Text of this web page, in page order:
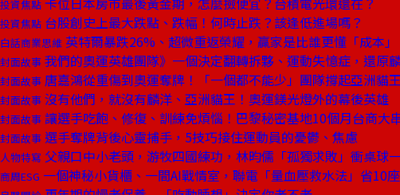
投資焦點
投資焦點 台股創史上最大跌點、跌幅！何時止跌？該逢低進場嗎？
白話商業思維 英特爾暴跌26%、超微重返榮耀，贏家是比誰更懂「成本」
封面故事 我們的奧運英雄團隊》一個決定翻轉拆夥、運動失憶症，還原
封面故事 唐嘉鴻從重傷到奧運奪牌！「一個都不能少」團隊撐起亞洲貓王
封面故事 沒有他們，就沒有麟洋、亞洲貓王！奧運鎂光燈外的幕後英雄
封面故事 讓選手吃飽、修復、訓練免煩惱！巴黎秘密基地10個月台商大
封面故事 選手奪牌背後心靈捕手，5技巧接住運動員的憂鬱、焦慮
人物特寫 父親口中小老頭，游牧四國練功，林昀儒「孤獨求敗」衝桌球
商周ESG 一個神秘小貨櫃、一間AI戰情室，聯電「量血壓救水法」省10